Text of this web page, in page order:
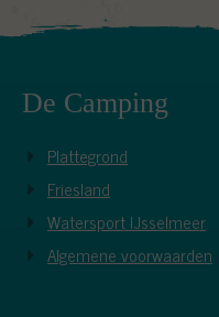
De Camping
Plattegrond
Friesland
Watersport IJsselmeer
Algemene voorwaarden